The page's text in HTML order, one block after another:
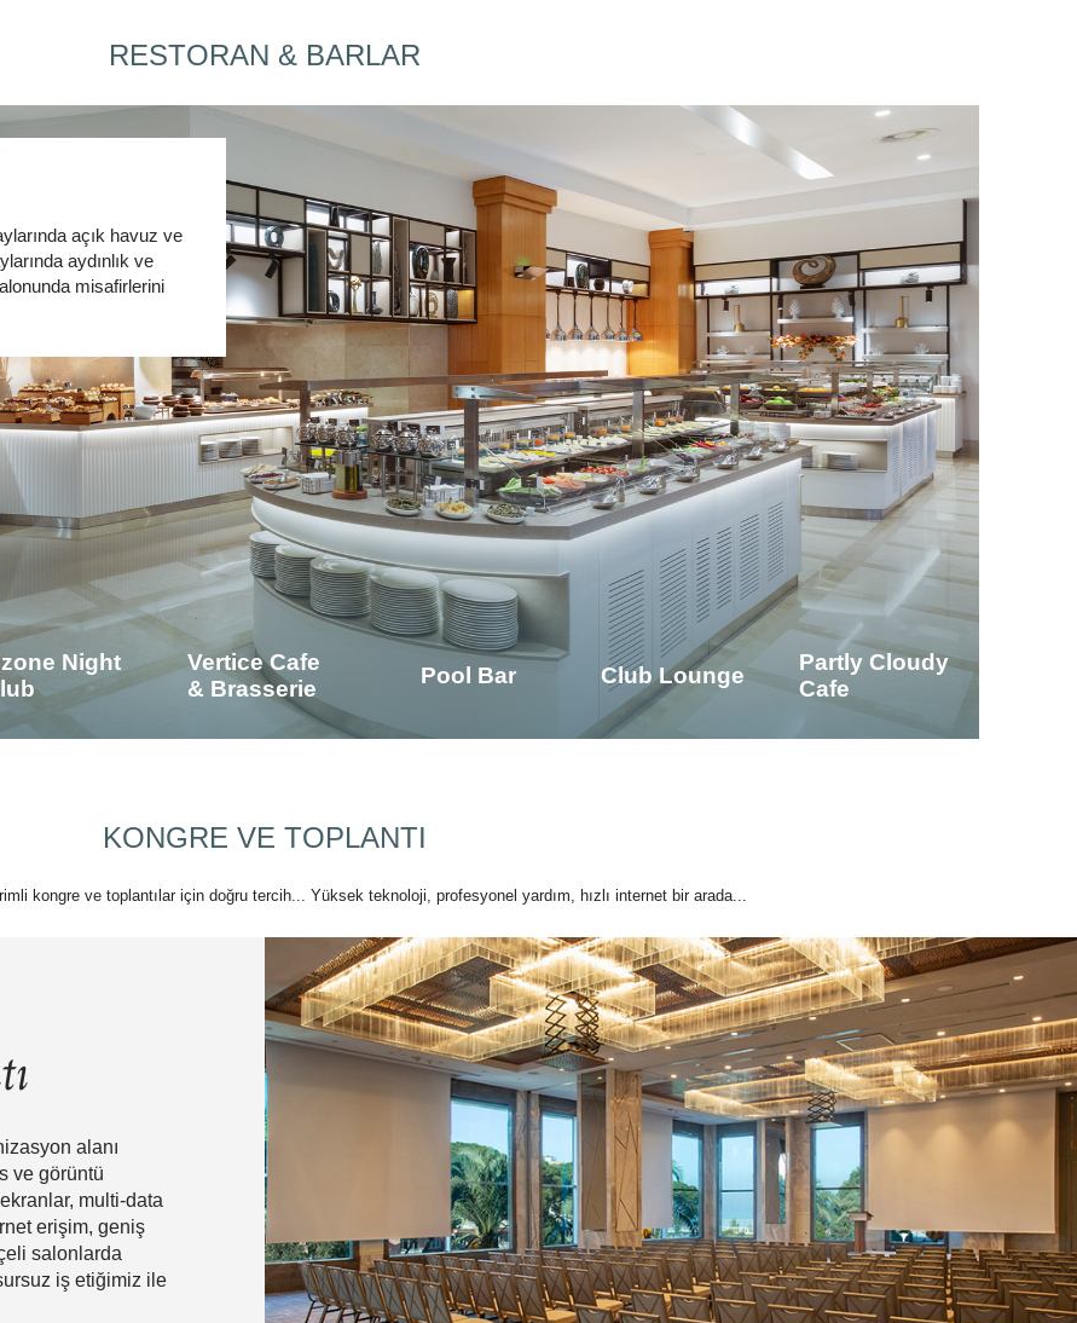
RESTORAN & BARLAR
Night
Vertice Cafe
& Brasserie
Pool Bar Club Lounge
Partly Cloudy
Cafe
açık havuz ve
aydınlık ve
misafirlerini
KONGRE VE TOPLANTI
kongre ve toplantılar için doğru tercih... Yüksek teknoloji, profesyonel yardım, hızlı internet bir arada...
alanı
ve görüntü
multi-data
erişim, geniş
salonlarda
iş etiğimiz ile